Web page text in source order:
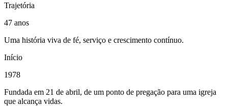
Trajetória
47 anos
Uma história viva de fé, serviço e crescimento contínuo.
Início
1978
Fundada em 21 de abril, de um ponto de pregação para uma igreja
que alcança vidas.